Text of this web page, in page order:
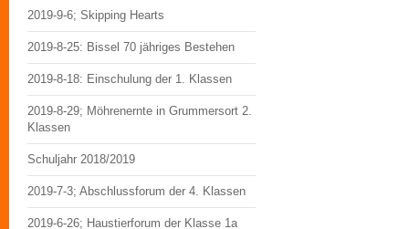
2019-9-6; Skipping Hearts
2019-8-25: Bissel 70 jähriges Bestehen
2019-8-18: Einschulung der 1. Klassen
2019-8-29; Möhrenernte in Grummersort 2.
Klassen
Schuljahr 2018/2019
2019-7-3; Abschlussforum der 4. Klassen
2019-6-26; Haustierforum der Klasse 1a